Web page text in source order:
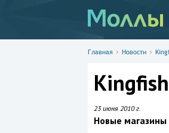
Главная Новости
23 июня 2010 г.
Новые